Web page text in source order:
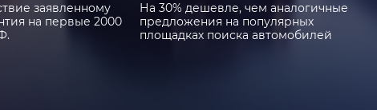
заявленному
на первые 2000
На 30% дешевле, чем аналогичные
предложения на популярных
площадках поиска автомобилей